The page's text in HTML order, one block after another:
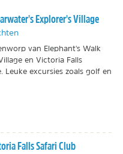
Explorer's Village
van Elephant's Walk
en Victoria Falls
Leuke excursies zoals golf en
Falls Safari Club